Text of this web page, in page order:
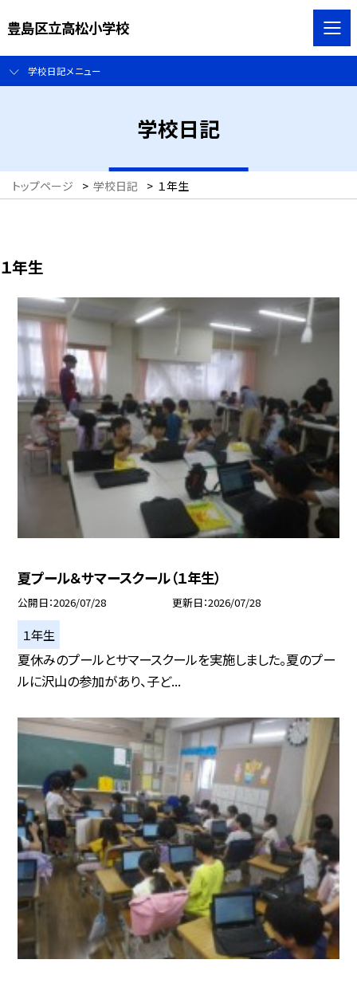
豊島区立高松小学校
学校日記メニュー
学校日記
トップページ > 学校日記 > １年生
１年生
夏プール＆サマースクール（１年生）
公開日 2026/07/28 更新日 2026/07/28
１年生
夏休みのプールとサマースクールを実施しました。夏のプー
ルに沢山の参加があり、子ど...